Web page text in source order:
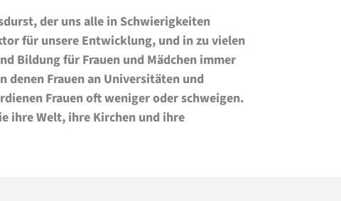
der uns alle in Schwierigkeiten
für unsere Entwicklung, und in zu vielen
Bildung für Frauen und Mädchen immer
denen Frauen an Universitäten und
Frauen oft weniger oder schweigen.
ihre Welt, ihre Kirchen und ihre